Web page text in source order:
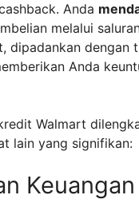
Anda
melalui
dipadankan dengan
Anda
Walmart
lain yang signifikan: